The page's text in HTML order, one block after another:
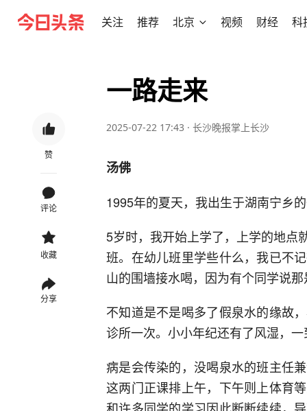
关注 推荐 北京 视频 财经 科
赞
评论
收藏
分享
一路走来
2025-07-22 17:43 · 长沙晚报掌上长沙
汤佛
1995年的夏天，我出生于湖南宁乡
5岁时，我开始上学了，上学的地点
班。在幼儿班里学些什么，我已不
山的围墙接水喝，因为有个同学说
不知道是不是喝多了假泉水的缘故
诊所一次。小小年纪还有了风湿，
病是会传染的，没喝泉水的班主任
这两门正课排上午，下午则上体育